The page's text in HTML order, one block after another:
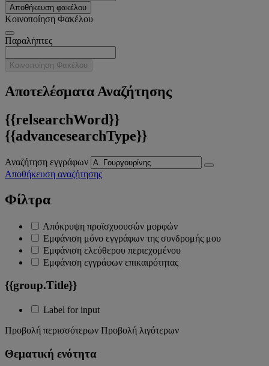
Αποθήκευση φακέλου
Κοινοποίηση Φακέλου
Παραλήπτες
Κοινοποίηση Φακέλου
Αποτελέσματα Αναζήτησης
{{relsearchWord}}
{{advancesearchType}}
Αναζήτηση εγγράφων
Αποθήκευση αναζήτησης
Φίλτρα
Απόκρυψη προϊσχυουσών μορφών
Εμφάνιση μόνο εγγράφων της συνδρομής μου
Εμφάνιση ελεύθερου περιεχομένου
Εμφάνιση εγγράφων επικαιρότητας
{{group.Title}}
Label for input
Προβολή περισσότερων Προβολή λιγότερων
Θεματική ενότητα